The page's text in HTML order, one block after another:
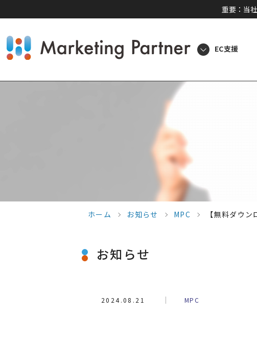
重要：当
EC支援
ホーム お知らせ MPC 【無料ダウ
お知らせ
2024.08.21 MPC